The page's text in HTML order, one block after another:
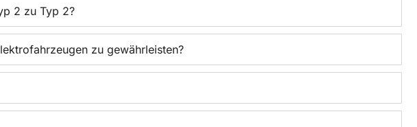
2 zu Typ 2?
zu gewährleisten?